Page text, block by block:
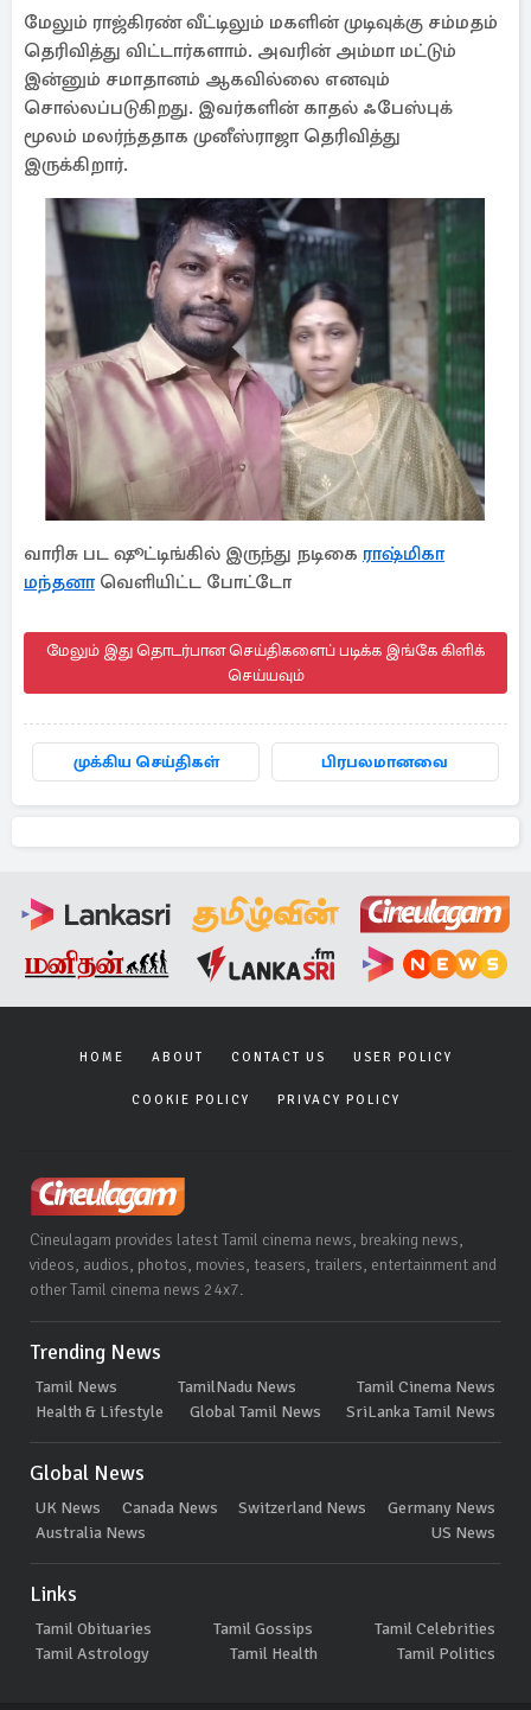
மேலும் ராஜ்கிரண் வீட்டிலும் மகளின் முடிவுக்கு சம்மதம்
தெரிவித்து விட்டார்களாம். அவரின் அம்மா மட்டும்
இன்னும் சமாதானம் ஆகவில்லை எனவும்
சொல்லப்படுகிறது. இவர்களின் காதல் ஃபேஸ்புக்
மூலம் மலர்ந்ததாக முனீஸ்ராஜா தெரிவித்து
இருக்கிறார்.
வாரிசு பட ஷூட்டிங்கில் இருந்து நடிகை ராஷ்மிகா
மந்தனாவெளியிட்ட போட்டோ
மேலும் இது தொடர்பான செய்திகளைப் படிக்க இங்கே கிளிக்
செய்யவும்
முக்கிய செய்திகள் பிரபலமானவை
HOME ABOUT CONTACT US USER POLICY
COOKIE POLICY PRIVACY POLICY
Cineulagam provides latest Tamil cinema news, breaking news,
videos, audios, photos, movies, teasers, trailers, entertainment and
other Tamil cinema news 24x7.
Trending News
Tamil News TamilNadu News
Tamil Cinema News
Health & Lifestyle
Global Tamil News SriLanka Tamil News
Global News
UK News Canada News Switzerland News
Germany News
Australia News
US News
Links
Tamil Obituaries Tamil Gossips
Tamil Celebrities
Tamil Astrology
Tamil Health Tamil Politics